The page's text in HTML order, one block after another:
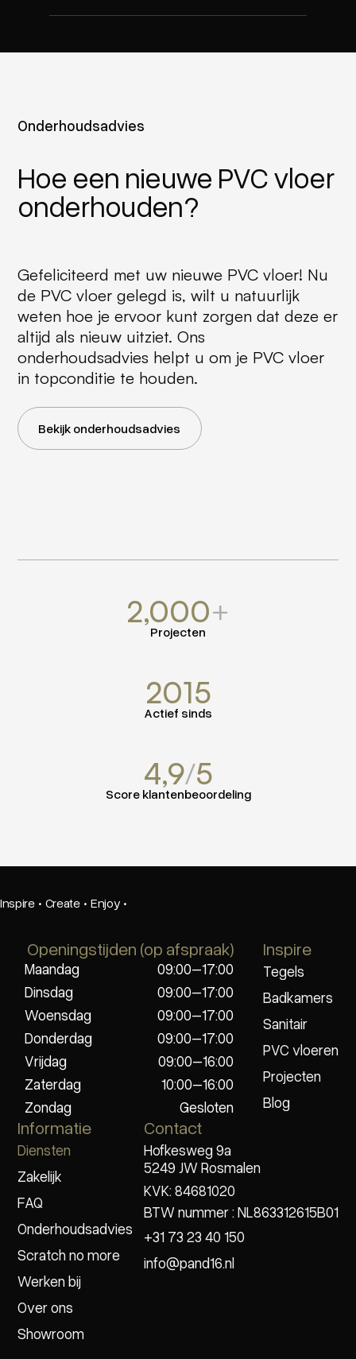
Onderhoudsadvies
Hoe een nieuwe PVC vloer
onderhouden?
Gefeliciteerd met uw nieuwe PVC vloer! Nu
de PVC vloer gelegd is, wilt u natuurlijk
weten hoe je ervoor kunt zorgen dat deze er
altijd als nieuw uitziet. Ons
onderhoudsadvies helpt u om je PVC vloer
in topconditie te houden.
Bekijk onderhoudsadvies
2,000+
Projecten
2015
Actief sinds
4,9/5
Score klantenbeoordeling
Inspire · Create · Enjoy ·
Openingstijden (op afspraak)
Maandag
09:00–17:00
Dinsdag
09:00–17:00
Woensdag
09:00–17:00
Donderdag
09:00–17:00
Vrijdag
09:00–16:00
Zaterdag
10:00–16:00
Zondag
Gesloten
Inspire
Tegels
Badkamers
Sanitair
PVC vloeren
Projecten
Blog
Informatie
Diensten
Zakelijk
FAQ
Onderhoudsadvies
Scratch no more
Werken bij
Over ons
Showroom
Contact
Hofkesweg 9a
5249 JW Rosmalen
KVK: 84681020
BTW nummer : NL863312615B01
+31 73 23 40 150
info@pand16.nl